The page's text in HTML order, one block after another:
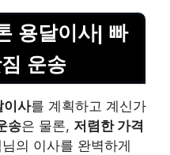
용달이사| 빠
운송
이사를 계획하고 계신가
송은 물론, 저렴한 가격
의 이사를 완벽하게